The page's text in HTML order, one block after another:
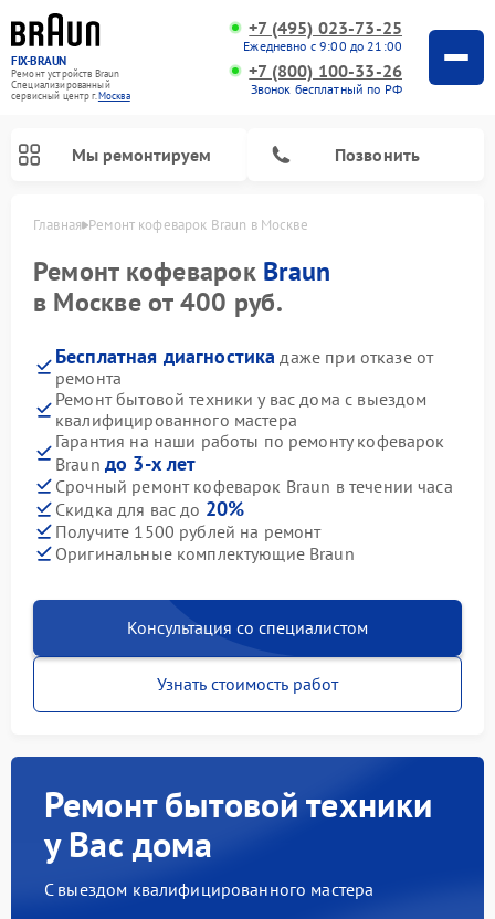
FIX-BRAUN
Ремонт устройств Braun
Специализированный
cервисный центр г.Москва
+7 (495) 023-73-25
Ежедневно с 9:00 до 21:00
+7 (800) 100-33-26
Звонок бесплатный по РФ
Мы ремонтируем Позвонить
Главная Ремонт кофеварок Braun в Москве
Ремонт кофеварок Braun
в Москве от 400 руб.
Бесплатная диагностика даже при отказе от
ремонта
Ремонт бытовой техники у вас дома с выездом
квалифицированного мастера
Гарантия на наши работы по ремонту кофеварок
Braun до 3-х лет
Срочный ремонт кофеварок Braun в течении часа
Скидка для вас до 20%
Получите 1500 рублей на ремонт
Оригинальные комплектующие Braun
Консультация со специалистом
Узнать стоимость работ
Ремонт бытовой техники
у Вас дома
С выездом квалифицированного мастера